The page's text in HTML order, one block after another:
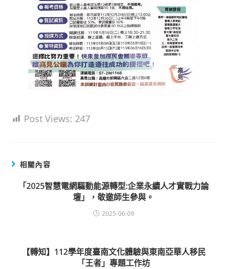
Post Views: 247
相關內容
「2025智慧電網驅動能源轉型:企業永續人才實戰力論
壇」，敬邀師生參與。
2025-06-09
【轉知】112學年度臺南文化體驗與東南亞華人移民
「王者」專題工作坊